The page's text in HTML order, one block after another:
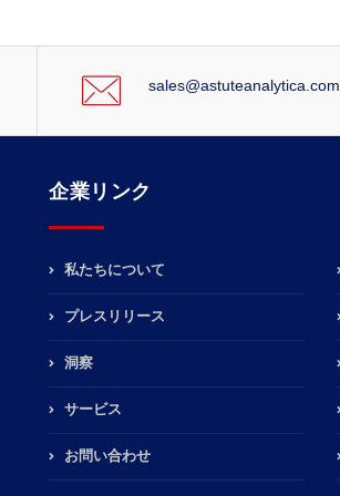
sales@astuteanalytica.com
企業リンク
私たちについて
プレスリリース
洞察
サービス
お問い合わせ